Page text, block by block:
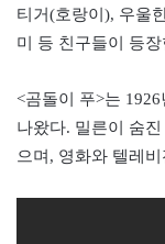
티거(호랑이), 우울
미 등 친구들이 등장
<곰돌이 푸>는
나왔다. 밀른이 숨
으며, 영화와 텔레